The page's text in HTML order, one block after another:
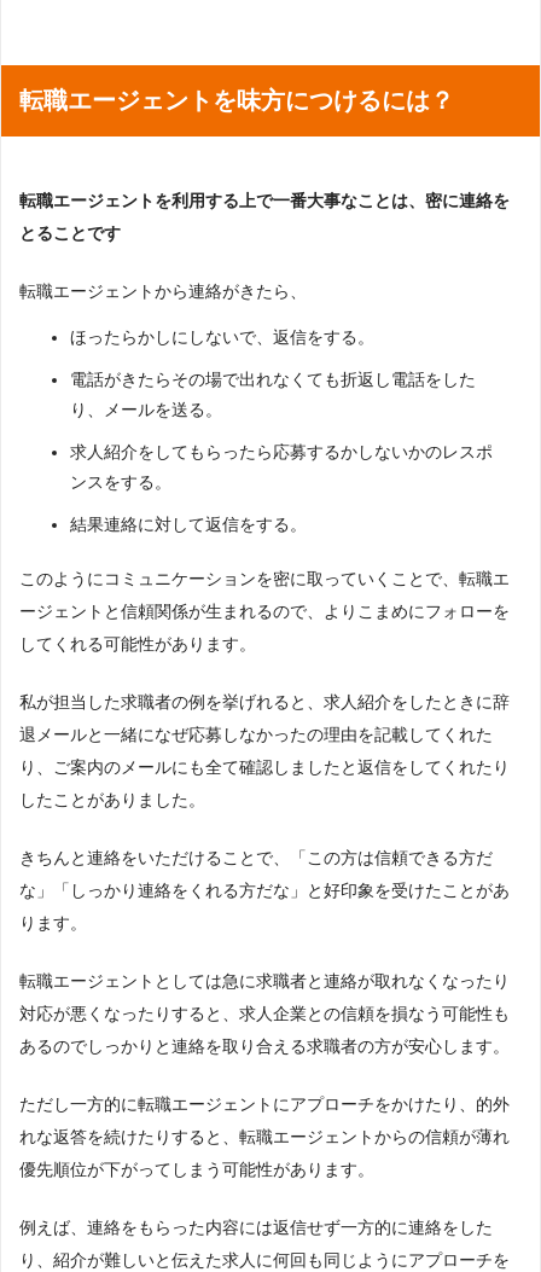
転職エージェントを味方につけるには？
転職エージェントを利用する上で一番大事なことは、密に連絡を
とることです
転職エージェントから連絡がきたら、
ほったらかしにしないで、返信をする。
電話がきたらその場で出れなくても折返し電話をした
り、メールを送る。
求人紹介をしてもらったら応募するかしないかのレスポ
ンスをする。
結果連絡に対して返信をする。
このようにコミュニケーションを密に取っていくことで、転職エ
ージェントと信頼関係が生まれるので、よりこまめにフォローを
してくれる可能性があります。
私が担当した求職者の例を挙げれると、求人紹介をしたときに辞
退メールと一緒になぜ応募しなかったの理由を記載してくれた
り、ご案内のメールにも全て確認しましたと返信をしてくれたり
したことがありました。
きちんと連絡をいただけることで、「この方は信頼できる方だ
な」「しっかり連絡をくれる方だな」と好印象を受けたことがあ
ります。
転職エージェントとしては急に求職者と連絡が取れなくなったり
対応が悪くなったりすると、求人企業との信頼を損なう可能性も
あるのでしっかりと連絡を取り合える求職者の方が安心します。
ただし一方的に転職エージェントにアプローチをかけたり、的外
れな返答を続けたりすると、転職エージェントからの信頼が薄れ
優先順位が下がってしまう可能性があります。
例えば、連絡をもらった内容には返信せず一方的に連絡をした
り、紹介が難しいと伝えた求人に何回も同じようにアプローチを